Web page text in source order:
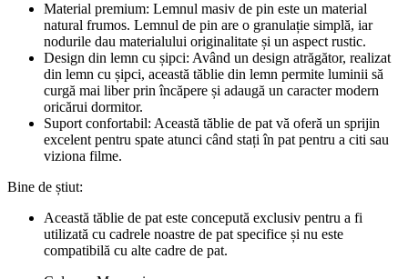
Material premium: Lemnul masiv de pin este un material
natural frumos. Lemnul de pin are o granulație simplă, iar
nodurile dau materialului originalitate și un aspect rustic.
Design din lemn cu șipci: Având un design atrăgător, realizat
din lemn cu șipci, această tăblie din lemn permite luminii să
curgă mai liber prin încăpere și adaugă un caracter modern
oricărui dormitor.
Suport confortabil: Această tăblie de pat vă oferă un sprijin
excelent pentru spate atunci când stați în pat pentru a citi sau
viziona filme.
Bine de știut:
Această tăblie de pat este concepută exclusiv pentru a fi
utilizată cu cadrele noastre de pat specifice și nu este
compatibilă cu alte cadre de pat.